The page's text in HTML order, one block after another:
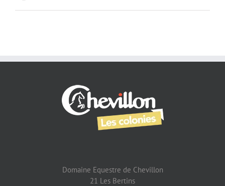
Domaine Equestre de Chevillon
21 Les Bertins